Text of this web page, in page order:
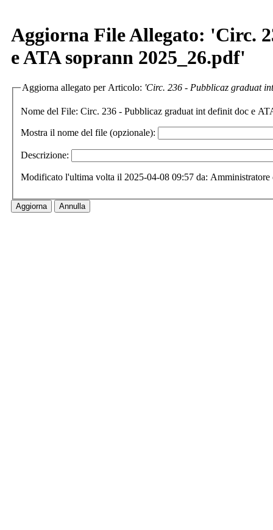
Aggiorna File Allegato: 'Circ.
e ATA soprann 2025_26.pdf'
Aggiorna allegato per Articolo: 'Circ. 236 - Pubblicaz graduat
Nome del File: Circ. 236 - Pubblicaz graduat int definit doc e
Mostra il nome del file (opzionale):
Descrizione:
Modificato l'ultima volta il 2025-04-08 09:57 da: Amministratore